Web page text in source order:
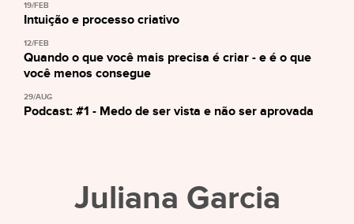
19/FEB
Intuição e processo criativo
12/FEB
Quando o que você mais precisa é criar - e é o que
você menos consegue
29/AUG
Podcast: #1 - Medo de ser vista e não ser aprovada
Juliana Garcia